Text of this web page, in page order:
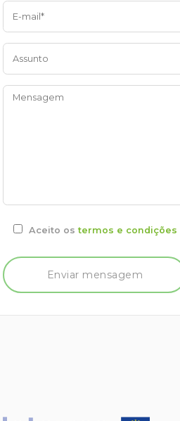
Aceito ostermos e condições